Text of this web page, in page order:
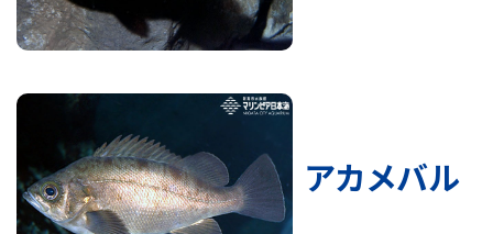
アカメバル